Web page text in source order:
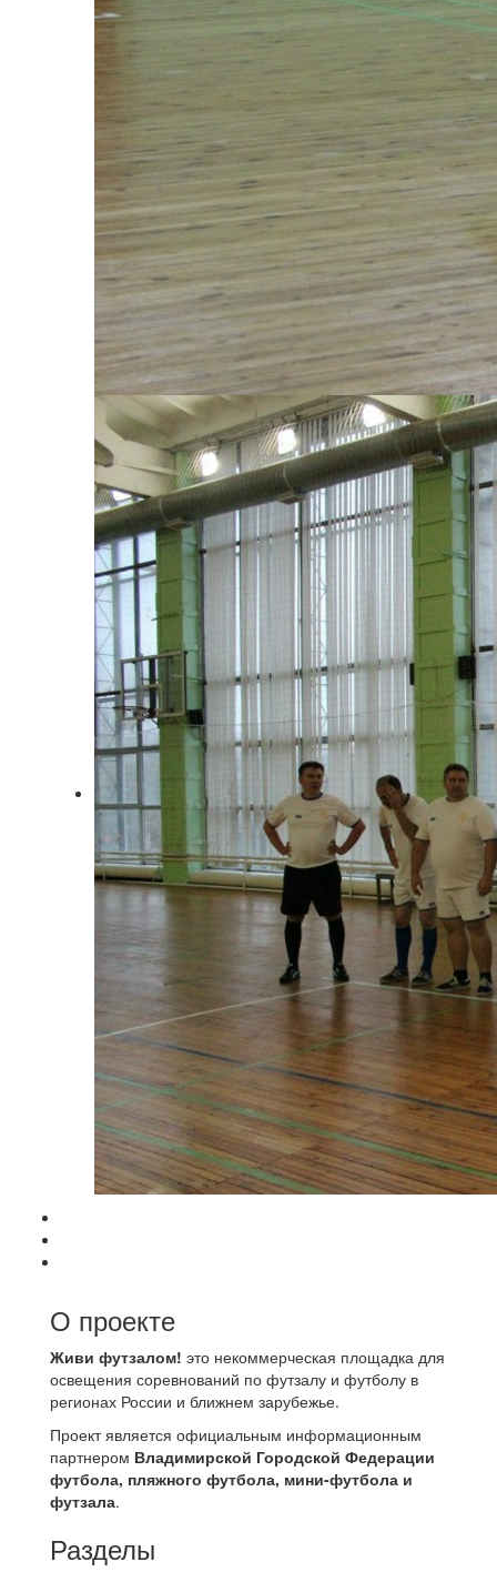
О проекте
Живи футзалом! это некоммерческая площадка для
освещения соревнований по футзалу и футболу в
регионах России и ближнем зарубежье.
Проект является официальным информационным
партнером Владимирской Городской Федерации
футбола, пляжного футбола, мини-футбола и
футзала.
Разделы